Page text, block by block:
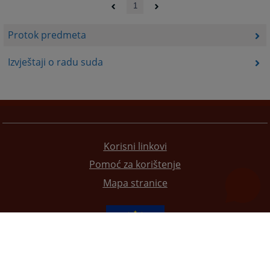
Protok predmeta
Izvještaji o radu suda
1
Korisni linkovi
Pomoć za korištenje
Mapa stranice